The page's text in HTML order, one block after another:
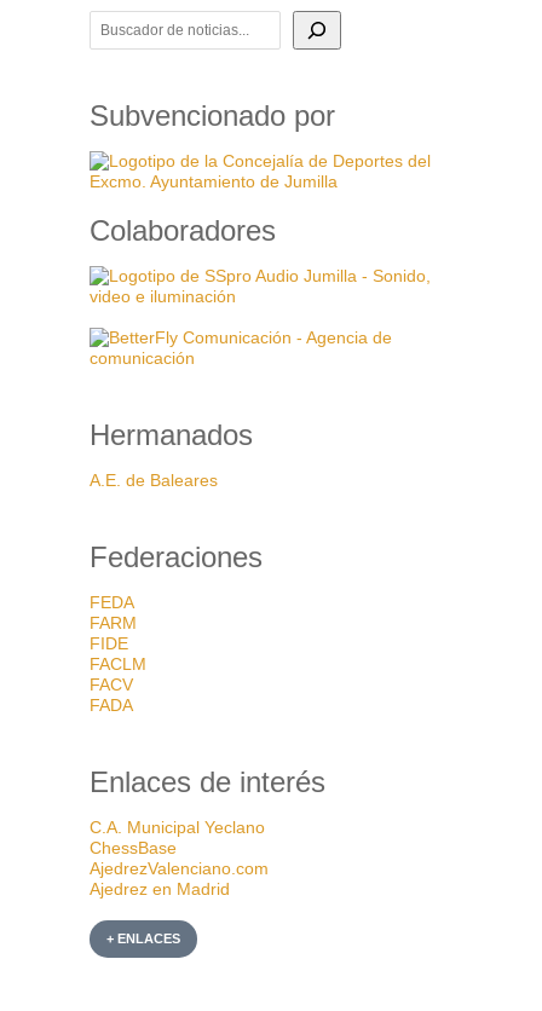
BUSCADOR DE NOTICIAS
Subvencionado por
Colaboradores
Hermanados
A.E. de Baleares
Federaciones
FEDA
FARM
FIDE
FACLM
FACV
FADA
Enlaces de interés
C.A. Municipal Yeclano
ChessBase
AjedrezValenciano.com
Ajedrez en Madrid
+ ENLACES